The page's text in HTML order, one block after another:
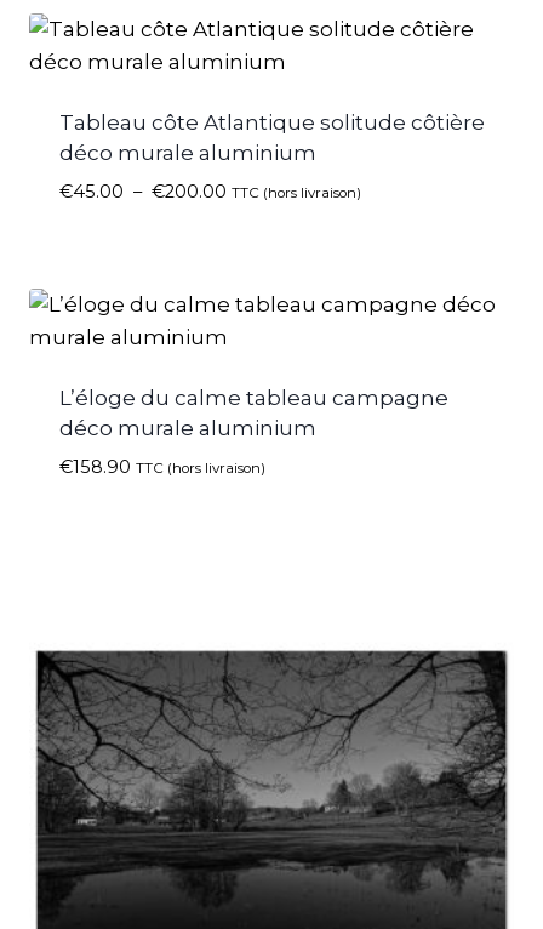
Tableau côte Atlantique solitude côtière
déco murale aluminium
€45.00 – €200.00 TTC (hors livraison)
L’éloge du calme tableau campagne
déco murale aluminium
€158.90 TTC (hors livraison)